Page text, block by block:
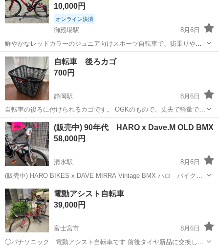
10,000円
オンライン決済
御殿場駅
8月6日
鮮やかなレッドカラーのジュニア向けスポーツ自転車で、街乗りやサ
イクリングに適したシンプルな設計です。 - ブランド: Spot Mate - カ
ラー: レッド - タイプ: ジュニアスポーツ自転車 - ブレーキ形式: リム...
静岡 御殿場市 御殿場駅 クロスバイク
自転車 後ろカゴ
700円
静岡駅
8月6日
自転車の後ろに付けられるカゴです。 OGKのもので、丈夫で軽量で
す。 付属の金具、ネジもあります。
静岡 静岡市 静岡駅 自転車
(販売中) 90年代 HARO x Dave.M OLD BMX
58,000円
清水駅
8月6日
(販売中) HARO BIKES x DAVE MIRRA Vintage BMX ハロ バイク
ス デーヴィッド マイケル ミッラ フリースタイル freestyle Old
school BMX ※静岡市市街地にてお引...
静岡 静岡市 清水駅 BMX
電動アシスト自転車
39,000円
富士宮市
8月6日
◯パナソニック 電動アシスト自転車です 前後タイヤ新品に交換して